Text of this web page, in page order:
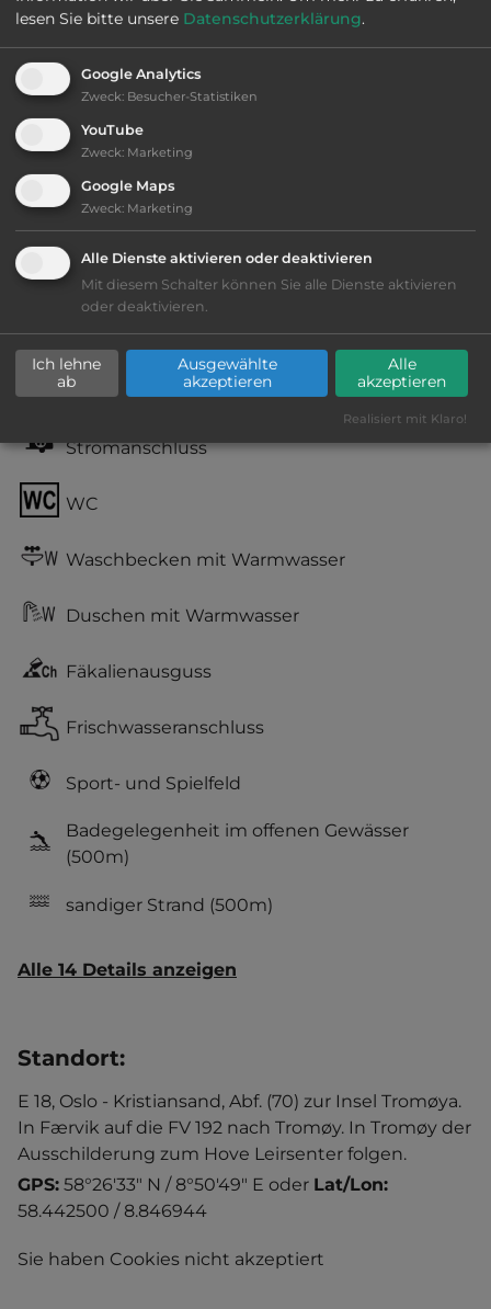
Telefon: 0047 37 085221
Ausstattung
Geräuschkulisse: überwiegend ruhig
Grasgelände, Wiese
teilweise Schatten
Stromanschluss
WC
Waschbecken mit Warmwasser
Duschen mit Warmwasser
Fäkalienausguss
Frischwasseranschluss
Sport- und Spielfeld
Badegelegenheit im offenen Gewässer
(500m)
sandiger Strand (500m)
Alle 14 Details anzeigen
Standort:
E 18, Oslo - Kristiansand, Abf. (70) zur Insel Tromøya.
In Færvik auf die FV 192 nach Tromøy. In Tromøy der
Ausschilderung zum Hove Leirsenter folgen.
GPS: 58°26'33" N / 8°50'49" E oder Lat/Lon:
58.442500 / 8.846944
Sie haben Cookies nicht akzeptiert
lesen Sie bitte unsere Datenschutzerklärung.
Google Analytics
Zweck: Besucher-Statistiken
YouTube
Zweck: Marketing
Google Maps
Zweck: Marketing
Alle Dienste aktivieren oder deaktivieren
Mit diesem Schalter können Sie alle Dienste aktivieren
oder deaktivieren.
Ich lehne
ab
Ausgewählte
akzeptieren
Alle
akzeptieren
Realisiert mit Klaro!